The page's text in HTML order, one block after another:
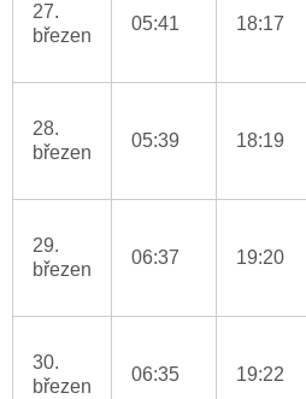
27.
březen
05:41 18:17
28.
březen
05:39 18:19
29.
březen
06:37 19:20
30.
březen
06:35 19:22